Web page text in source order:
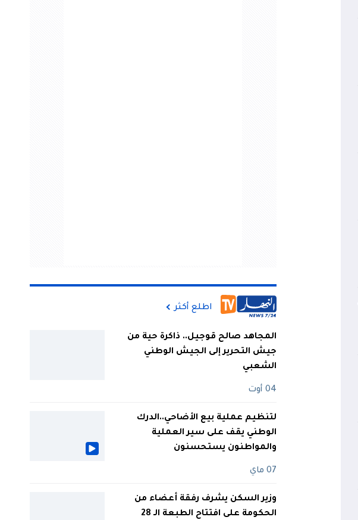
اطلع أكثر
المجاهد صالح قوجيل.. ذاكرة حية من
جيش التحرير إلى الجيش الوطني
الشعبي
04 أوت
لتنظيم عملية بيع الأضاحي..الدرك
الوطني يقف على سير العملية
والمواطنون يستحسنون
07 ماي
وزير السكن يشرف رفقة أعضاء من
الحكومة على افتتاح الطبعة الـ 28